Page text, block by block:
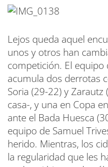
Lejos queda aquel
unos y otros han
competición. El
acumula dos derrotas
Soria (29-22) y
casa-, y una en Copa
ante el Bada Huesca
equipo de Samuel
herido. Mientras, los
la regularidad que les